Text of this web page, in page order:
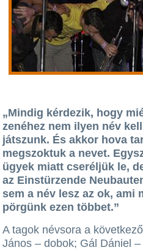
„Mindig kérdezik, hogy
zenéhez nem ilyen név
játszunk. És akkor hova
megszoktuk a nevet.
ügyek miatt cseréljük le,
az Einstürzende
sem a név lesz az ok, ami
pörgünk ezen többet.”
A tagok névsora a
János – dobok; Gál Dániel